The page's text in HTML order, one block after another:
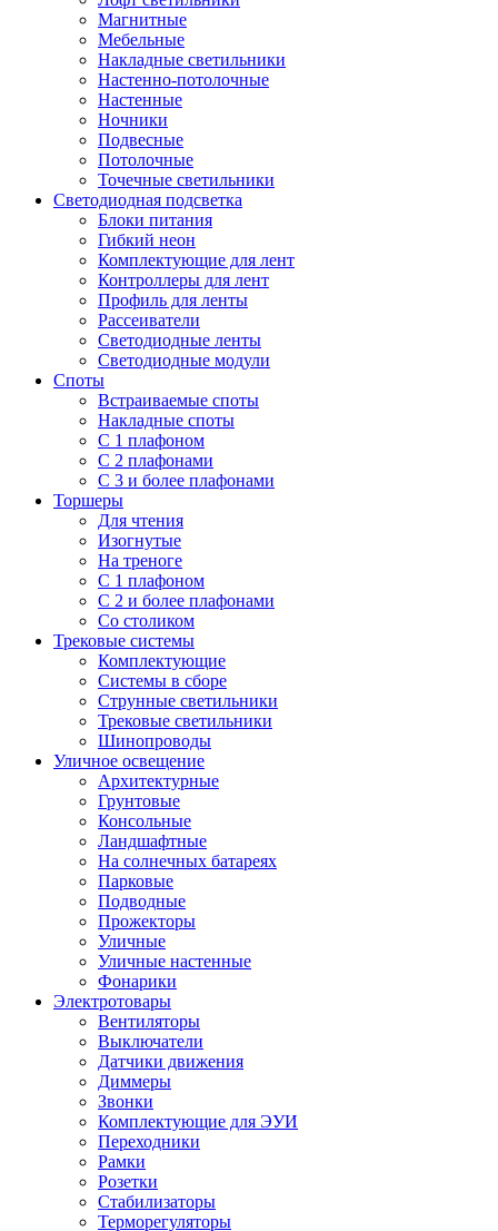
Магнитные
Мебельные
Накладные светильники
Настенно-потолочные
Настенные
Ночники
Подвесные
Потолочные
Точечные светильники
Светодиодная подсветка
Блоки питания
Гибкий неон
Комплектующие для лент
Контроллеры для лент
Профиль для ленты
Рассеиватели
Светодиодные ленты
Светодиодные модули
Споты
Встраиваемые споты
Накладные споты
С 1 плафоном
С 2 плафонами
С 3 и более плафонами
Торшеры
Для чтения
Изогнутые
На треноге
С 1 плафоном
С 2 и более плафонами
Со столиком
Трековые системы
Комплектующие
Системы в сборе
Струнные светильники
Трековые светильники
Шинопроводы
Уличное освещение
Архитектурные
Грунтовые
Консольные
Ландшафтные
На солнечных батареях
Парковые
Подводные
Прожекторы
Уличные
Уличные настенные
Фонарики
Электротовары
Вентиляторы
Выключатели
Датчики движения
Диммеры
Звонки
Комплектующие для ЭУИ
Переходники
Рамки
Розетки
Стабилизаторы
Терморегуляторы